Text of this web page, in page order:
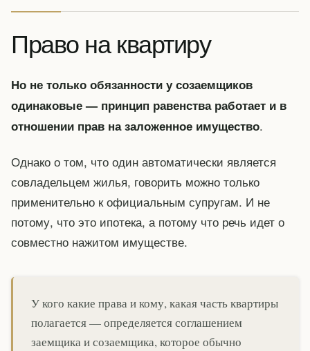
Право на квартиру
Но не только обязанности у созаемщиков
одинаковые — принцип равенства работает и в
отношении прав на заложенное имущество.
Однако о том, что один автоматически является
совладельцем жилья, говорить можно только
применительно к официальным супругам. И не
потому, что это ипотека, а потому что речь идет о
совместно нажитом имуществе.
У кого какие права и кому, какая часть квартиры
полагается — определяется соглашением
заемщика и созаемщика, которое обычно